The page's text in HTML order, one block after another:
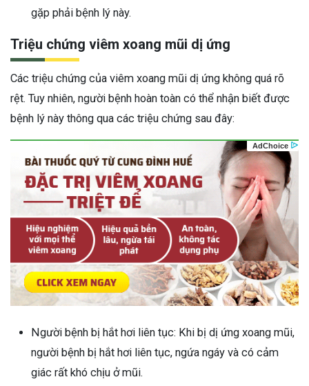
gặp phải bệnh lý này.
Triệu chứng viêm xoang mũi dị ứng
Các triệu chứng của viêm xoang mũi dị ứng không quá rõ
rệt. Tuy nhiên, người bệnh hoàn toàn có thể nhận biết được
bệnh lý này thông qua các triệu chứng sau đây:
Người bệnh bị hắt hơi liên tục: Khi bị dị ứng xoang mũi,
người bệnh bị hắt hơi liên tục, ngứa ngáy và có cảm
giác rất khó chịu ở mũi.